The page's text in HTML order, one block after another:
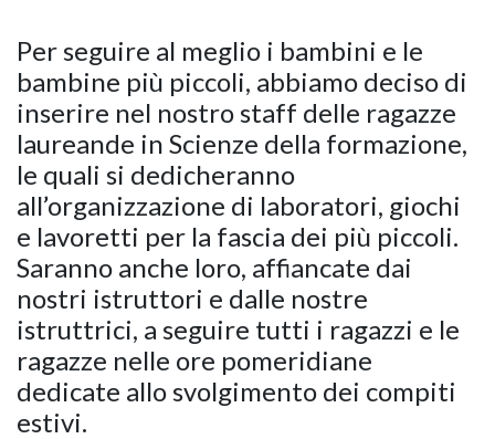
Per seguire al meglio i bambini e le
bambine più piccoli, abbiamo deciso di
inserire nel nostro staff delle ragazze
laureande in Scienze della formazione,
le quali si dedicheranno
all’organizzazione di laboratori, giochi
e lavoretti per la fascia dei più piccoli.
Saranno anche loro, affiancate dai
nostri istruttori e dalle nostre
istruttrici, a seguire tutti i ragazzi e le
ragazze nelle ore pomeridiane
dedicate allo svolgimento dei compiti
estivi.